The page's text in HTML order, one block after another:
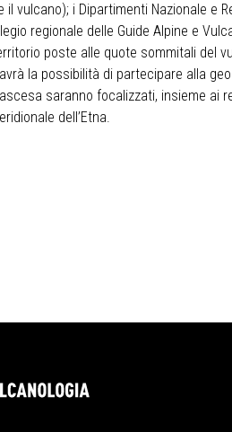
il vulcano); i Dipartimenti Nazionale
regionale delle Guide Alpine e
poste alle quote sommitali del
la possibilità di partecipare alla
saranno focalizzati, insieme
dell’Etna.